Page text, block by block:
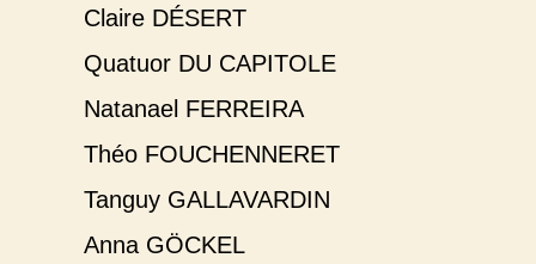
Claire DÉSERT
Quatuor DU CAPITOLE
Natanael FERREIRA
Théo FOUCHENNERET
Tanguy GALLAVARDIN
Anna GÖCKEL